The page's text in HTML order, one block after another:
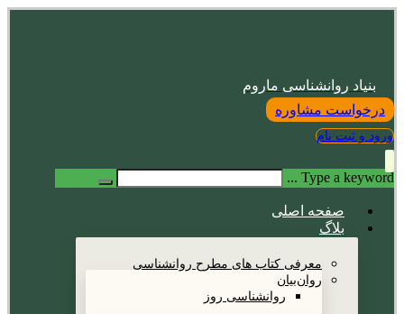
بنیاد روانشناسی ماروم
درخواست مشاوره
ورود و ثبت نام
Type a keyword ...
صفحه اصلی
بلاگ
معرفی کتاب های مطرح روانشناسی
روان‌بیان
روانشناسی روز